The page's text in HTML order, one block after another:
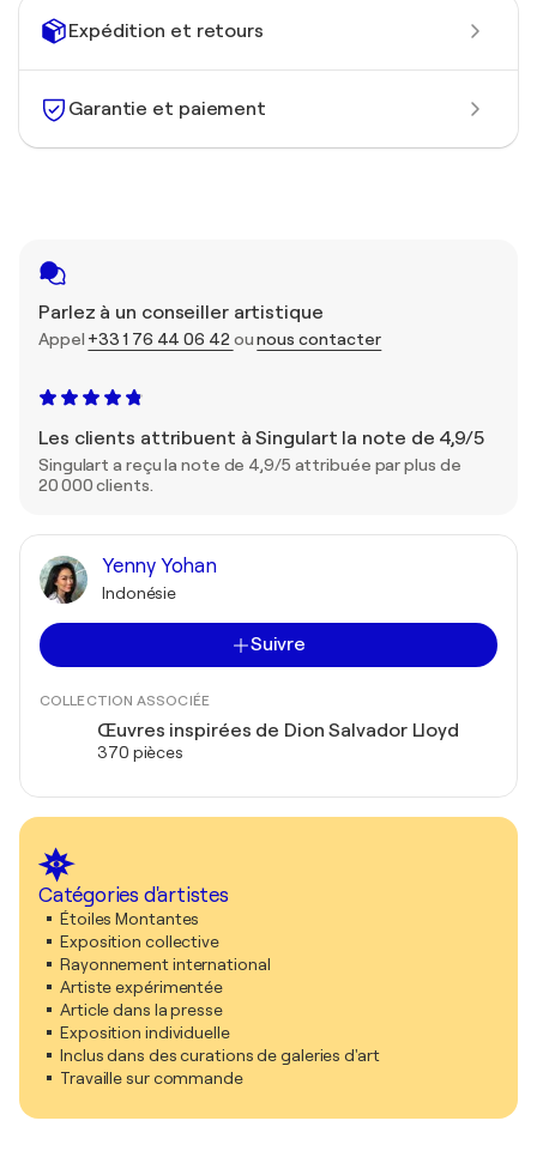
Expédition et retours
Garantie et paiement
Parlez à un conseiller artistique
Appel +33 1 76 44 06 42 ounous contacter
Les clients attribuent à Singulart la note de 4,9/5
Singulart a reçu la note de 4,9/5 attribuée par plus de
20 000 clients.
Yenny Yohan
Indonésie
Suivre
COLLECTION ASSOCIÉE
Œuvres inspirées de Dion Salvador Lloyd
370 pièces
Catégories d'artistes
Étoiles Montantes
Exposition collective
Rayonnement international
Artiste expérimentée
Article dans la presse
Exposition individuelle
Inclus dans des curations de galeries d'art
Travaille sur commande